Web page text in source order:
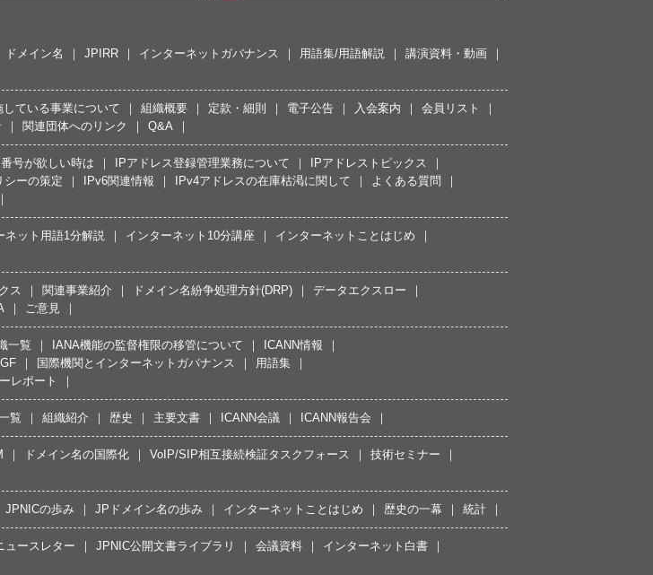
ドメイン名 JPIRR インターネットガバナンス 用語集/用語解説
講演資料・動画
ている事業について 組織概要 定款・細則 電子公告 入会案内
会員リスト
関連団体へのリンク Q&A
号が欲しい時は IPアドレス登録管理業務について
IPアドレストピックス
シーの策定 IPv6関連情報 IPv4アドレスの在庫枯渇に関して
よくある質問
ネット用語1分解説 インターネット10分講座
インターネットことはじめ
ス 関連事業紹介 ドメイン名紛争処理方針(DRP)
データエクスロー
ご意見
一覧 IANA機能の監督権限の移管について
ICANN情報
IGF 国際機関とインターネットガバナンス
用語集
レポート
覧 組織紹介 歴史 主要文書 ICANN会議 ICANN報告会
ドメイン名の国際化 VoIP/SIP相互接続検証タスクフォース
技術セミナー
JPNICの歩み JPドメイン名の歩み インターネットことはじめ 歴史の一幕 統計
ュースレター JPNIC公開文書ライブラリ 会議資料
インターネット白書